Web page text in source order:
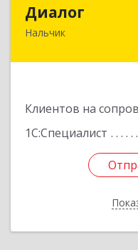
Диалог
Нальчик
Клиентов на
1С:Специалист
360016, Кабардино-